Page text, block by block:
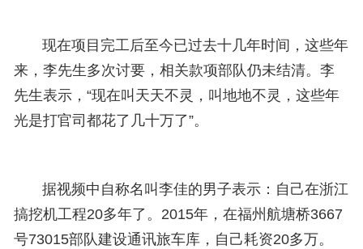
现在项目完工后至今已过去十几年时间，这些年
来，李先生多次讨要，相关款项部队仍未结清。李
先生表示，“现在叫天天不灵，叫地地不灵，这些年
光是打官司都花了几十万了”。
据视频中自称名叫李佳的男子表示：自己在浙江
搞挖机工程20多年了。2015年，在福州航塘桥3667
号73015部队建设通讯旅车库，自己耗资20多万。